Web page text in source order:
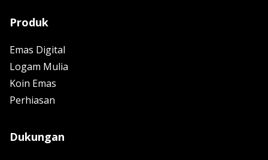
Produk
Emas Digital
Logam Mulia
Koin Emas
Perhiasan
Dukungan